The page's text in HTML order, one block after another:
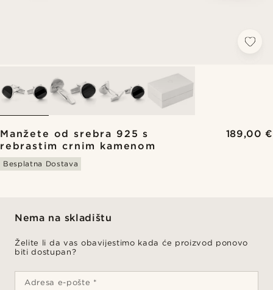
Manžete od srebra 925 s
rebrastim crnim kamenom
189,00 €
Besplatna Dostava
Nema na skladištu
Želite li da vas obavijestimo kada će proizvod ponovo
biti dostupan?
Adresa e-pošte *